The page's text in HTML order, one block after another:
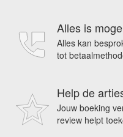
Alles is
Alles kan
tot
Help de
Jouw boeking
review helpt